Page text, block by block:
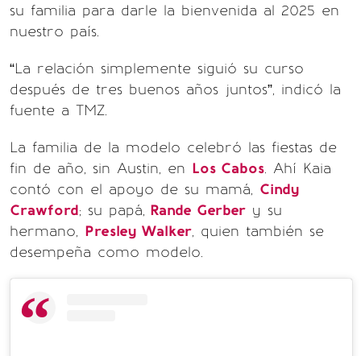
su familia para darle la bienvenida al 2025 en
nuestro país.
“La relación simplemente siguió su curso
después de tres buenos años juntos”, indicó la
fuente a TMZ.
La familia de la modelo celebró las fiestas de
fin de año, sin Austin, en Los Cabos. Ahí Kaia
contó con el apoyo de su mamá, Cindy
Crawford; su papá, Rande Gerber y su
hermano, Presley Walker, quien también se
desempeña como modelo.